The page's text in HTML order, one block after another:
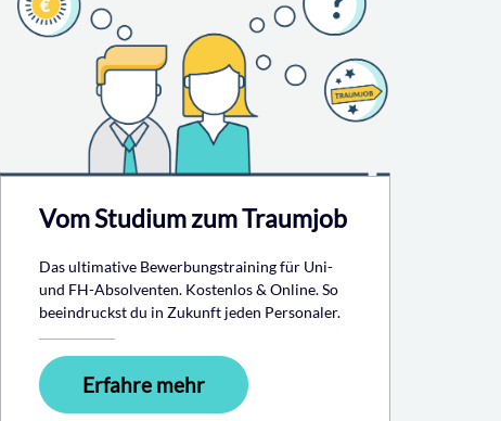
Vom Studium zum Traumjob
Das ultimative Bewerbungstraining für Uni-
und FH-Absolventen. Kostenlos & Online. So
beeindruckst du in Zukunft jeden Personaler.
Erfahre mehr